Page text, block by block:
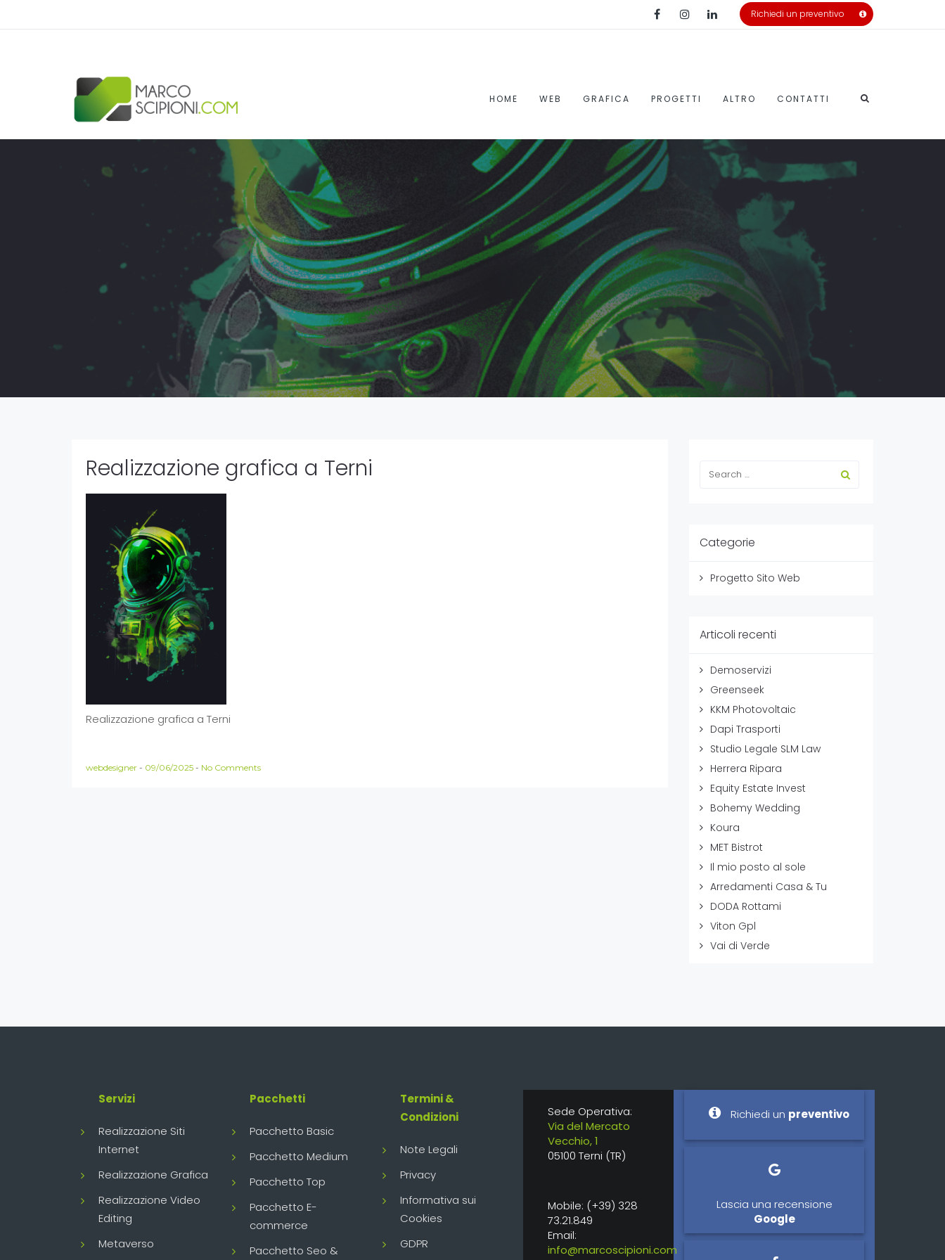
Richiedi un preventivo
HOME WEB GRAFICA PROGETTI ALTRO CONTATTI
Realizzazione grafica a Terni
Realizzazione grafica a Terni
webdesigner - 09/06/2025 - No Comments
Categorie
Progetto Sito Web
Articoli recenti
Demoservizi
Greenseek
KKM Photovoltaic
Dapi Trasporti
Studio Legale SLM Law
Herrera Ripara
Equity Estate Invest
Bohemy Wedding
Koura
MET Bistrot
Il mio posto al sole
Arredamenti Casa & Tu
DODA Rottami
Viton Gpl
Vai di Verde
Servizi
Realizzazione Siti
Internet
Realizzazione Grafica
Realizzazione Video
Editing
Metaverso
Pacchetti
Pacchetto Basic
Pacchetto Medium
Pacchetto Top
Pacchetto E-
commerce
Pacchetto Seo &
Termini &
Condizioni
Note Legali
Privacy
Informativa sui
Cookies
GDPR
Sede Operativa:
Via del Mercato
Vecchio, 1
05100 Terni (TR)
Mobile: (+39) 328
73.21.849
Email:
info@marcoscipioni.com
Richiedi un preventivo
Lascia una recensione
Google